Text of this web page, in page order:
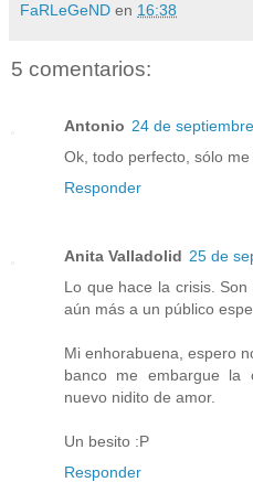
FaRLeGeND en 16:38
5 comentarios:
Antonio 24 de
Ok, todo perfecto, sólo
Responder
Anita Valladolid 25 de
Lo que hace la crisis.
aún más a un público
Mi enhorabuena, espero
banco me embargue la
nuevo nidito de amor.
Un besito :P
Responder